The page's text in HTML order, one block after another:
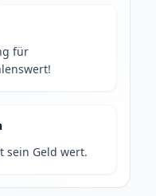
für
sein Geld wert.